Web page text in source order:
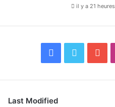
il y a 21 heures
Last Modified